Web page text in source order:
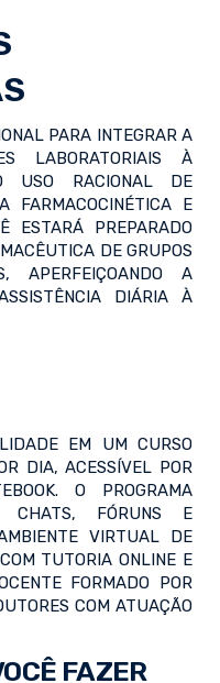
PARA INTEGRAR A
LABORATORIAIS À
USO RACIONAL DE
FARMACOCINÉTICA E
ESTARÁ PREPARADO
DE GRUPOS
APERFEIÇOANDO A
DIÁRIA À
EM UM CURSO
DIA, ACESSÍVEL POR
O PROGRAMA
CHATS, FÓRUNS E
VIRTUAL DE
TUTORIA ONLINE E
FORMADO POR
COM ATUAÇÃO
FAZER